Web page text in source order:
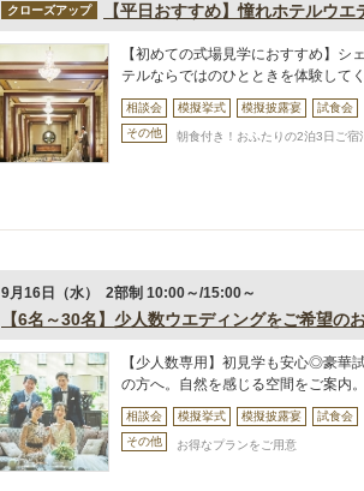
クローズアップ 【平日おすすめ】憧れホテルウ
【初めての式場見学におすすめ】
テルならではのひとときを体験して
相談会 模擬挙式 模擬披露宴
試食会
その他
朝食付き！おふたりの2泊3日ご
9月16日（水） 2部制 10:00～/15:00～
【6名～30名】少人数ウエディングをご希望の
【少人数専用】初見学も安心◎豪華
の方へ。自然を感じる空間をご案内
相談会 模擬挙式 模擬披露宴
試食会
その他
お得なプランをご用意